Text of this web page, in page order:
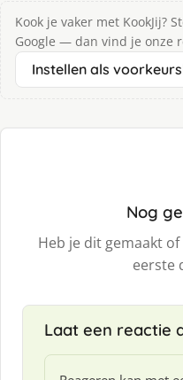
Kook je vaker met KookJij?
Google — dan vind je onze
Instellen als
Nog
Heb je dit gemaakt of
eerste
Laat een reactie